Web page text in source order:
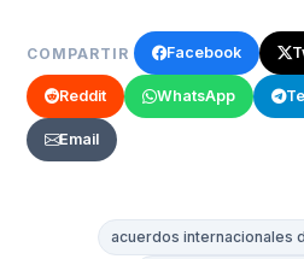
COMPARTIR Facebook
Reddit WhatsApp
Email
acuerdos internacionales